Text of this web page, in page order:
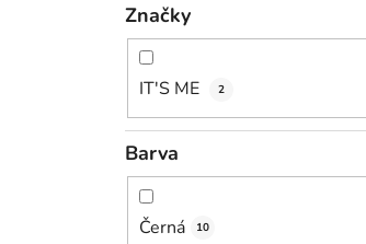
Značky
IT'S ME 2
Barva
Černá 10